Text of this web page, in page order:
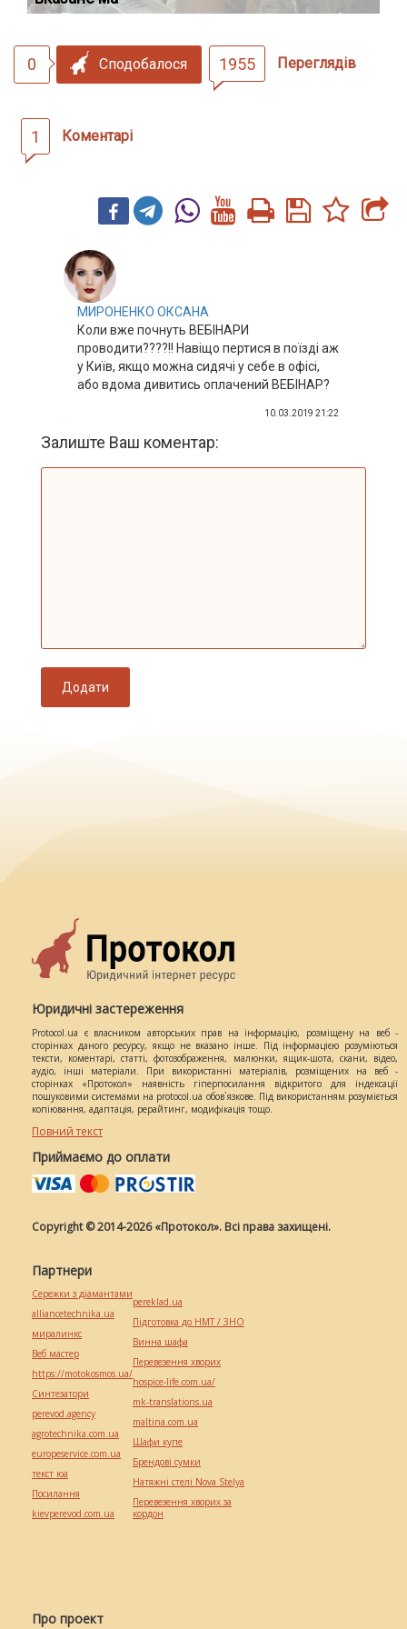
0 Сподобалося 1955 Переглядів
1 Коментарі
МИРОНЕНКО ОКСАНА
Коли вже почнуть ВЕБІНАРИ
проводити????!! Навіщо пертися в поїзді аж
у Київ, якщо можна сидячі у себе в офісі,
або вдома дивитись оплачений ВЕБІНАР?
10.03.2019 21:22
Залиште Ваш коментар:
Додати
Юридичні застереження
Protocol.ua є власником авторських прав на інформацію, розміщену на веб -
сторінках даного ресурсу, якщо не вказано інше. Під інформацією розуміються
тексти, коментарі, статті, фотозображення, малюнки, ящик-шота, скани, відео,
аудіо, інші матеріали. При використанні матеріалів, розміщених на веб -
сторінках «Протокол» наявність гіперпосилання відкритого для індексації
пошуковими системами на protocol.ua обов`язкове. Під використанням розуміється
копіювання, адаптація, рерайтинг, модифікація тощо.
Повний текст
Приймаємо до оплати
Copyright © 2014-2026 «Протокол». Всі права захищені.
Про проект
Партнери
Сережки з діамантами
alliancetechnika.ua
миралинкс
Веб мастер
https://motokosmos.ua/
Синтезатори
perevod.agency
agrotechnika.com.ua
europeservice.com.ua
текст юа
Посилання
kievperevod.com.ua
pereklad.ua
Підготовка до НМТ / ЗНО
Винна шафа
Перевезення хворих
hospice-life.com.ua/
mk-translations.ua
maltina.com.ua
Шафи купе
Брендові сумки
Натяжні стелі Nova Stelya
Перевезення хворих за
кордон